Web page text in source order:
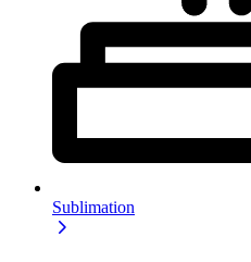
Sublimation